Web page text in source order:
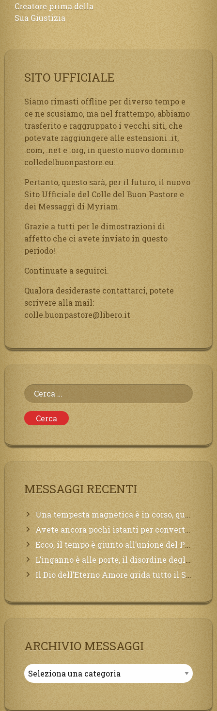
Creatore prima della
Sua Giustizia
SITO UFFICIALE
Siamo rimasti offline per diverso tempo e
ce ne scusiamo, ma nel frattempo, abbiamo
trasferito e raggruppato i vecchi siti, che
potevate raggiungere alle estensioni .it,
.com, .net e .org, in questo nuovo dominio
colledelbuonpastore.eu.
Pertanto, questo sarà, per il futuro, il nuovo
Sito Ufficiale del Colle del Buon Pastore e
dei Messaggi di Myriam.
Grazie a tutti per le dimostrazioni di
affetto che ci avete inviato in questo
periodo!
Continuate a seguirci.
Qualora desideraste contattarci, potete
scrivere alla mail:
colle.buonpastore@libero.it
Ricerca
per:
MESSAGGI RECENTI
Una tempesta magnetica è in corso, questa generazione patirà. Il black out non tarderà ad arrivare e tutta la Terra sarà oscurata.
Avete ancora pochi istanti per convertirvi, non perdete tempo, la sciagura arriverà all’improvviso e per chi non si sarà preparato saranno dolori.
Ecco, il tempo è giunto all’unione del Padre con il figlio, non avete che da attendere pochissimo.
L’inganno è alle porte, il disordine degli ordinati urlerà perdono, ma sarà troppo tardi, il tradimento è stato grande!
Il Dio dell’Eterno Amore grida tutto il Suo bene per i Suoi,richiama a Sé i lontani, affinché si pentano e tornino a Lui:
ARCHIVIO MESSAGGI
Archivio
Messaggi